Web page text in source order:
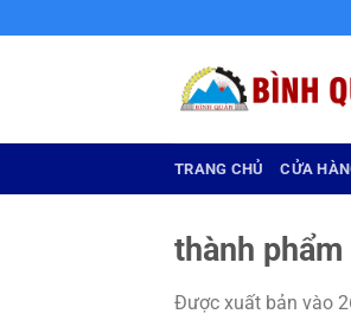
qua
TRANG CHỦ CỬA
thành
Được xuất bản vào